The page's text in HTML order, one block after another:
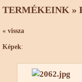
TERMÉKEINK »
« vissza
Képek: